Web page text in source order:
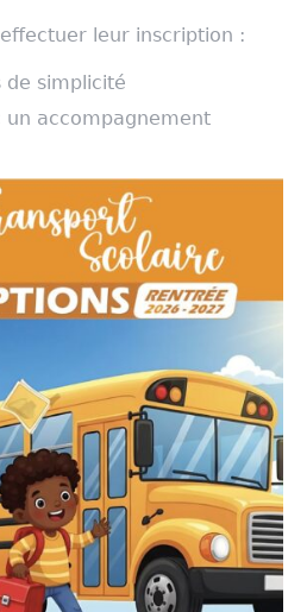
leur inscription :
de simplicité
un accompagnement